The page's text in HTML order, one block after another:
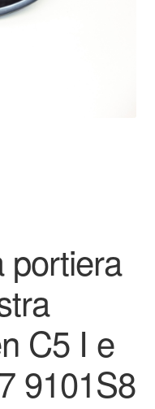
portiera
C5 I e
9101S8